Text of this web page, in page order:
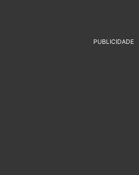
PUBLICIDADE